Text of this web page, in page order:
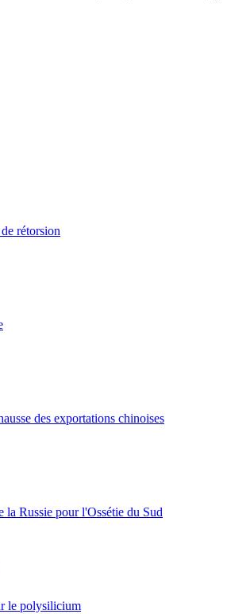
rétorsion
des exportations chinoises
la Russie pour l'Ossétie du Sud
le polysilicium